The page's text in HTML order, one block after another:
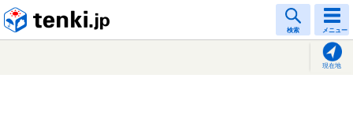
検索 メニュー
現在地